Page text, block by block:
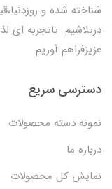
شناخته شده و
درتلاشیم تاتجربه ای
عزیزفراهم آوریم.
دسترسی سریع
نمونه دسته محصولات
درباره ما
نمایش کل محصولات